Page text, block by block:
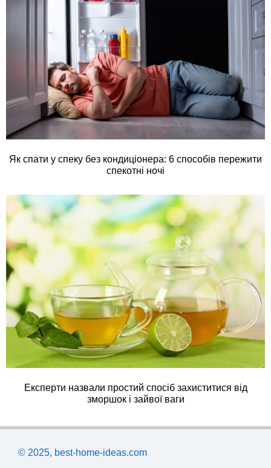
Як спати у спеку без кондиціонера: 6 способів пережити
спекотні ночі
Експерти назвали простий спосіб захиститися від
зморшок і зайвої ваги
© 2025, best-home-ideas.com